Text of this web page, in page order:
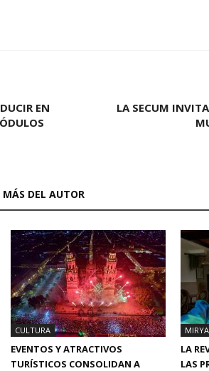
EN
LA SECUM
MÁS DEL AUTOR
CULTURA
EVENTOS Y ATRACTIVOS
TURÍSTICOS CONSOLIDAN A
LA
LAS